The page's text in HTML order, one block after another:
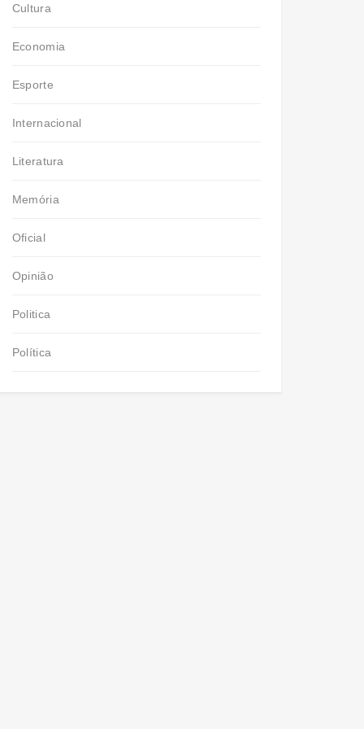
Cultura
Economia
Esporte
Internacional
Literatura
Memória
Oficial
Opinião
Politica
Política